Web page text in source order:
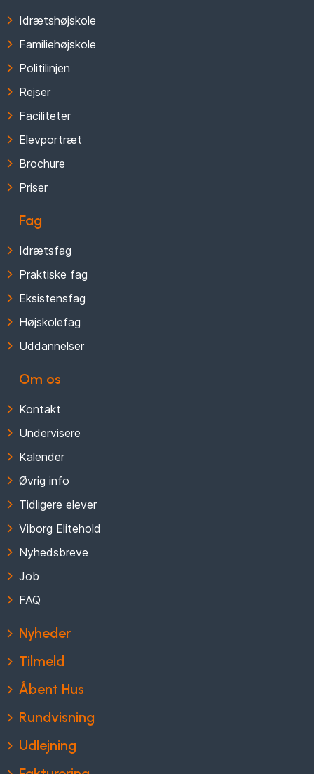
Idrætshøjskole
Familiehøjskole
Politilinjen
Rejser
Faciliteter
Elevportræt
Brochure
Priser
Fag
Idrætsfag
Praktiske fag
Eksistensfag
Højskolefag
Uddannelser
Om os
Kontakt
Undervisere
Kalender
Øvrig info
Tidligere elever
Viborg Elitehold
Nyhedsbreve
Job
FAQ
Nyheder
Tilmeld
Åbent Hus
Rundvisning
Udlejning